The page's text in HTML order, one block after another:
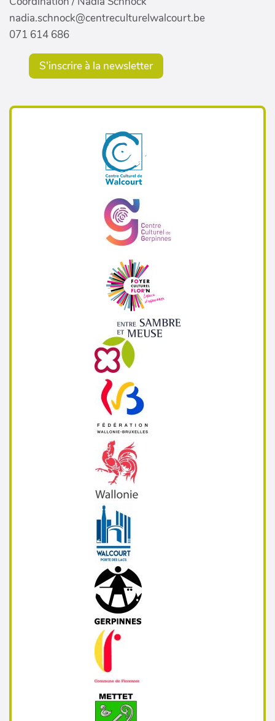
nadia.schnock@centreculturelwalcourt.be
071 614 686
S'inscrire à la newsletter